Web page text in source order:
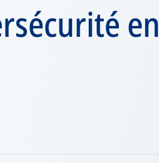
en